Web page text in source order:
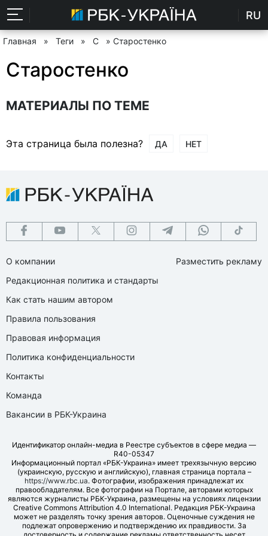
RU
Главная » Теги » С » Старостенко
Старостенко
МАТЕРИАЛЫ ПО ТЕМЕ
Эта страница была полезна? ДА НЕТ
О компании
Редакционная политика и стандарты
Как стать нашим автором
Правила пользования
Правовая информация
Политика конфиденциальности
Контакты
Команда
Вакансии в РБК-Украина
Разместить рекламу
Идентификатор онлайн-медиа в Реестре субъектов в сфере медиа —
R40-05347
Информационный портал «РБК-Украина» имеет трехязычную версию
(украинскую, русскую и английскую), главная страница портала –
https://www.rbc.ua. Фотографии, изображения принадлежат их
правообладателям. Все фотографии на Портале, авторами которых
являются журналисты РБК-Украина, размещены на условиях лицензии
Creative Commons Attribution 4.0 International. Редакция РБК-Украина
может не разделять точку зрения авторов. Оценочные суждения не
подлежат опровержению и подтверждению их правдивости. За